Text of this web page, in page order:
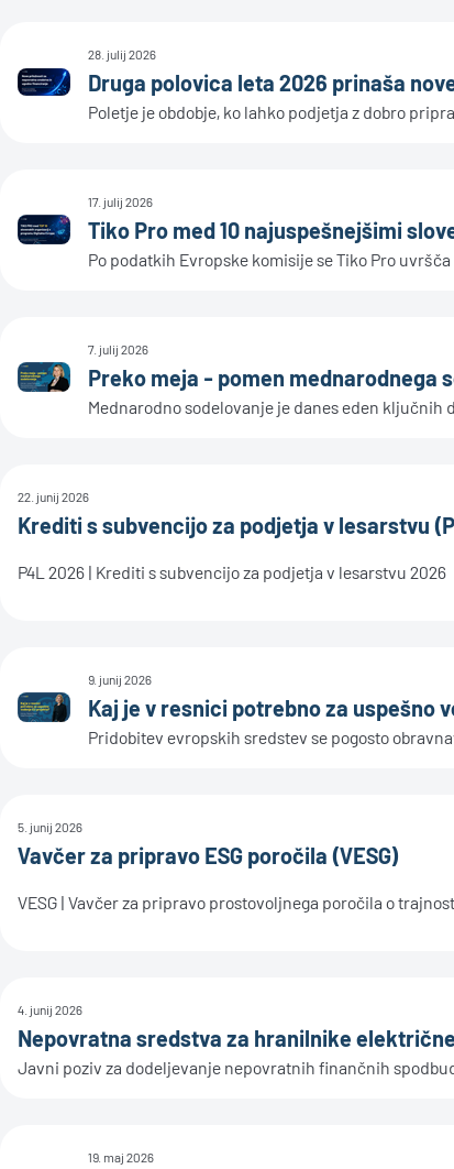
28. julij 2026
Druga polovica leta 2026 prinaša
Poletje je obdobje, ko lahko podjetja z dobro
17. julij 2026
Tiko Pro med 10 najuspešnejšimi
Po podatkih Evropske komisije se Tiko Pro
7. julij 2026
Preko meja - pomen mednarodnega
Mednarodno sodelovanje je danes eden ključnih
22. junij 2026
Krediti s subvencijo za podjetja v lesarstvu
P4L 2026 | Krediti s subvencijo za podjetja v lesarstvu 2026
9. junij 2026
Kaj je v resnici potrebno za uspešno
Pridobitev evropskih sredstev se pogosto
5. junij 2026
Vavčer za pripravo ESG poročila (VESG)
VESG | Vavčer za pripravo prostovoljnega poročila o
4. junij 2026
Nepovratna sredstva za hranilnike
Javni poziv za dodeljevanje nepovratnih finančnih
19. maj 2026